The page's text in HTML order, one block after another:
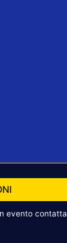
evento contatta